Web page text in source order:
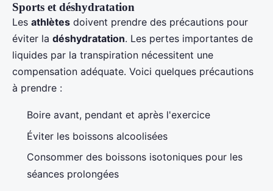
Sports et déshydratation
Les athlètes doivent prendre des précautions pour
éviter la déshydratation. Les pertes importantes de
liquides par la transpiration nécessitent une
compensation adéquate. Voici quelques précautions
à prendre :
Boire avant, pendant et après l'exercice
Éviter les boissons alcoolisées
Consommer des boissons isotoniques pour les
séances prolongées